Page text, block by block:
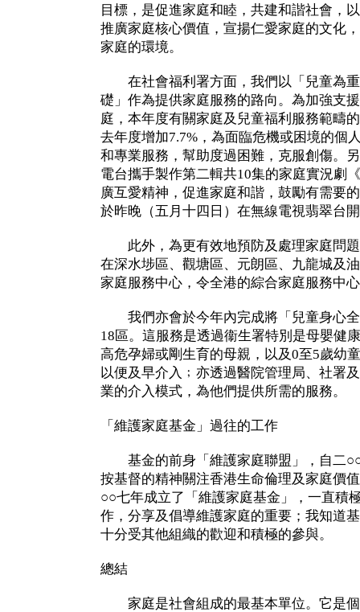
目標，是促進家庭和睦，共建和諧社會，
推廣家庭核心價值，宣揚仁愛家庭的文化
家庭的環境。
在社會福利署方面，我們以「兒童為重
礎」作為提供家庭服務的路向。為加強支
庭，本年度有關家庭及兒童福利服務範疇
去年度增加7.7%，為面臨危機或困境的個
和專業服務，幫助度過困難，克服創傷。
電台攜手製作第二輯共10集的家庭實況劇
廣互愛精神，促進家庭和諧，鼓勵有需要
於昨晚（五月十四日）在無線電視翡翠台
此外，為更有效地預防及處理家庭問題
在深水埗區、觀塘區、元朗區、九龍城及
家庭服務中心，令全港的綜合家庭服務中
我們亦會於今年內完成將「兒童身心全
18區。這服務是透過衞生署特別是母嬰健
高危孕婦或剛生育的母親，以及0至5歲幼
以便及早介入﹔亦透過醫院管理局、社署
業的介入模式，為他們提供所需的服務。
「維護家庭基金」過往的工作
基金的前身「維護家庭聯盟」，自二
按基督的精神關注香港生命倫理及家庭價
○○七年成立了「維護家庭基金」，一直積
作，分享及倡導維護家庭的重要；我知道
十分受其他組織的歡迎和積極的參與。
總結
家庭是社會組成的最基本單位。它是個